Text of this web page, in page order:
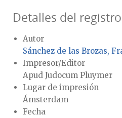
Detalles del registro
Autor
Sánchez de las Brozas,
Impresor/Editor
Apud Judocum Pluymer
Lugar de impresión
Ámsterdam
Fecha